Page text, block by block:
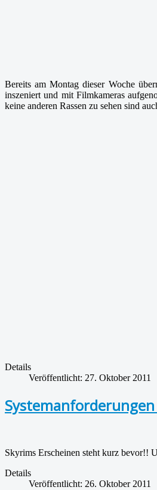
Bereits am Montag dieser Woche
inszeniert und mit Filmkameras
keine anderen Rassen zu sehen sind
Details
Veröffentlicht: 27. Oktober 2011
Skyrims Erscheinen steht kurz bevor!!
Details
Veröffentlicht: 26. Oktober 2011